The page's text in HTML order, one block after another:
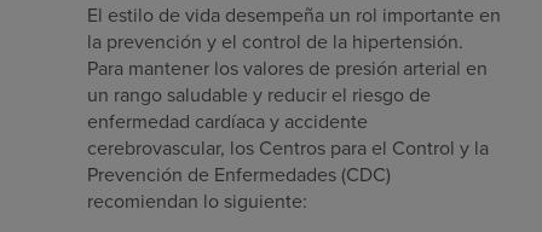
El estilo de vida desempeña un rol importante en
la prevención y el control de la hipertensión.
Para mantener los valores de presión arterial en
un rango saludable y reducir el riesgo de
enfermedad cardíaca y accidente
cerebrovascular, los Centros para el Control y la
Prevención de Enfermedades (CDC)
recomiendan lo siguiente: